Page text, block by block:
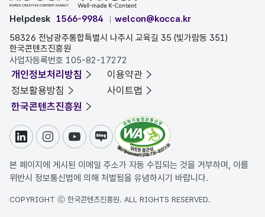
Helpdesk 1566-9984
welcon@kocca.kr
58326 전남광주통합특별시 나주시 교육길 35 (빛가람동 351)
한국콘텐츠진흥원
사업자등록번호 105-82-17272
개인정보처리방침
이용약관
정보활용방침
사이트맵
한국콘텐츠진흥원
링크드인인스타그램
유튜브블로그
본 페이지에 게시된 이메일 주소가 자동 수집되는 것을 거부하며, 이를
위반시 정보통신법에 의해 처벌됨을 유념하시기 바랍니다.
COPYRIGHT ⓒ 한국콘텐츠진흥원. ALL RIGHTS RESERVED.